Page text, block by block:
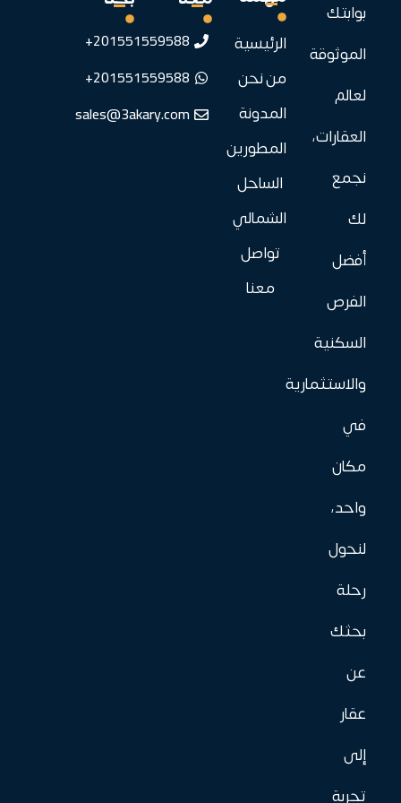
بوابتك
الموثوقة
لعالم
العقارات،
نجمع
لك
أفضل
الفرص
السكنية
والاستثمارية
في
مكان
واحد،
لنحول
رحلة
بحثك
عن
عقار
إلى
تجربة
الرئيسية
من نحن
المدونة
المطورين
الساحل
الشمالي
تواصل
معنا
201551559588+
201551559588+
sales@3akary.com